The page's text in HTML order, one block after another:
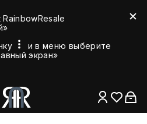
и в меню выберите
экран»